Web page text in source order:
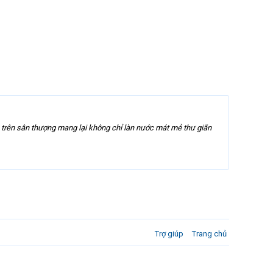
sân thượng mang lại không chỉ làn nước mát mẻ thư giãn
Trợ giúp Trang chủ